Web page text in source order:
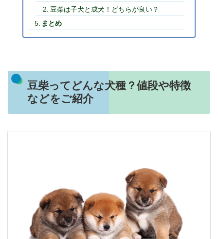
豆柴は子犬と成犬！どちらが良い？
まとめ
豆柴ってどんな犬種？値段や特徴
などをご紹介